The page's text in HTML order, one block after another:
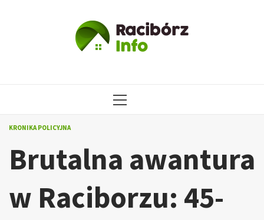
MENU
KRONIKA POLICYJNA
Brutalna awantura
w Raciborzu: 45-